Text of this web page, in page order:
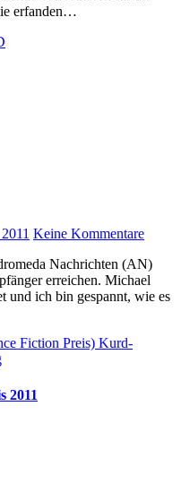
erfanden…
Keine Kommentare
erreichen. Michael
und ich bin gespannt, wie es
Fiction Preis) Kurd-
2011